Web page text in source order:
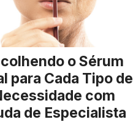
o Sérum
para Cada Tipo de
com
de Especialista